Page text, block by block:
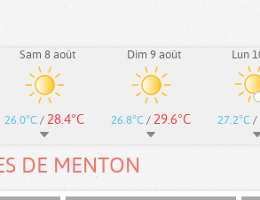
Sam 8 août
26.0°C / 28.4°C
Dim 9 août
26.8°C / 29.6°C
Lun
27.2°C /
DE MENTON